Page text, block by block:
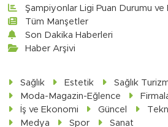
Şampiyonlar Ligi Puan Durumu ve
Tüm Manşetler
Son Dakika Haberleri
Haber Arşivi
Sağlık Estetik
Sağlık
Moda-Magazin-Eğlence
İş ve Ekonomi
Güncel
Medya
Spor Sanat